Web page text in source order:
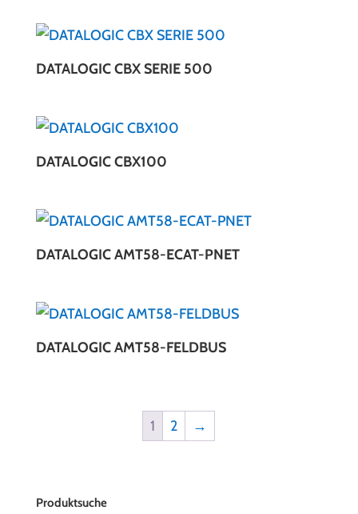
DATALOGIC CBX SERIE 500
DATALOGIC CBX100
DATALOGIC AMT58-ECAT-PNET
DATALOGIC AMT58-FELDBUS
1 2 →
Produktsuche